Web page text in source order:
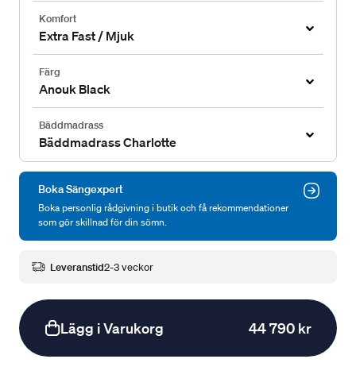
Komfort
Extra Fast / Mjuk
Färg
Anouk Black
Bäddmadrass
Bäddmadrass Charlotte
Boka Sängexpert
Boka personlig rådgivning i butik och få rekommendationer
som gör skillnad för din sömn.
Leveranstid2-3 veckor
Lägg i Varukorg 44 790 kr